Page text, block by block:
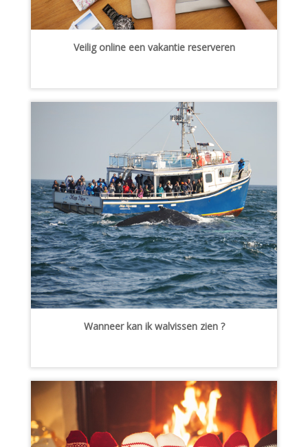
Veilig online een vakantie reserveren
Wanneer kan ik walvissen zien ?